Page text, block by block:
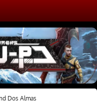
Dos Almas